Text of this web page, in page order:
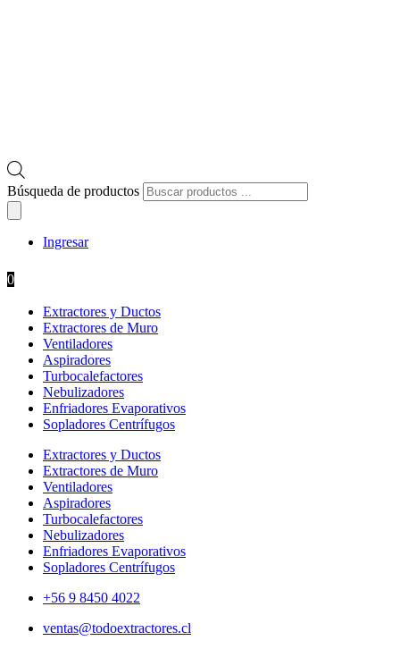
Búsqueda de productos
Ingresar
0
Extractores y Ductos
Extractores de Muro
Ventiladores
Aspiradores
Turbocalefactores
Nebulizadores
Enfriadores Evaporativos
Sopladores Centrífugos
Extractores y Ductos
Extractores de Muro
Ventiladores
Aspiradores
Turbocalefactores
Nebulizadores
Enfriadores Evaporativos
Sopladores Centrífugos
+56 9 8450 4022
ventas@todoextractores.cl